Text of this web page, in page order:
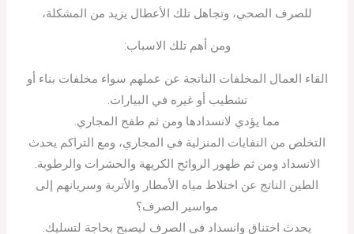
للصرف الصحي، وتجاهل تلك الأعطال يزيد من المشكلة،
ومن أهم تلك الاسباب:
القاء العمال المخلفات الناتجة عن عملهم سواء مخلفات بناء أو
تشطيب أو غيره في البيارات.
مما يؤدي لانسدادها ومن ثم طفح المجاري.
التخلص من النفايات المنزلية في المجاري، ومع التراكم يحدث
الانسداد ومن ثم ظهور الروائح الكريهة والحشرات والرطوبة.
الطين الناتج عن اختلاط مياه الأمطار والأتربة وسريانهم إلى
مواسير الصرف؟
يحدث اختناق وانسداد في الصرف ليصبح بحاجة لتسليك.